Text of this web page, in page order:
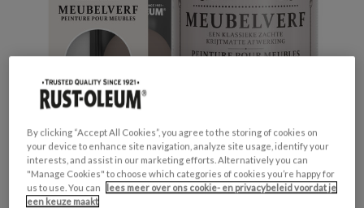
By clicking “Accept All Cookies”, you agree to the storing of cookies on
your device to enhance site navigation, analyze site usage, identify your
interests, and assist in our marketing efforts. Alternatively you can
"Manage Cookies" to choose which categories of cookies you’re happy for
us to use. You can
lees meer over ons cookie- en privacybeleid voordat je
een keuze maakt